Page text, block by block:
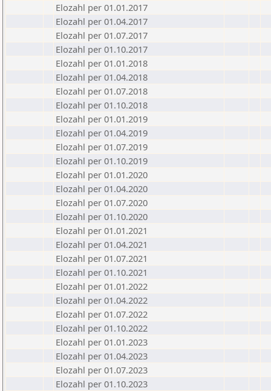
Elozahl per 01.01.2017
Elozahl per 01.04.2017
Elozahl per 01.07.2017
Elozahl per 01.10.2017
Elozahl per 01.01.2018
Elozahl per 01.04.2018
Elozahl per 01.07.2018
Elozahl per 01.10.2018
Elozahl per 01.01.2019
Elozahl per 01.04.2019
Elozahl per 01.07.2019
Elozahl per 01.10.2019
Elozahl per 01.01.2020
Elozahl per 01.04.2020
Elozahl per 01.07.2020
Elozahl per 01.10.2020
Elozahl per 01.01.2021
Elozahl per 01.04.2021
Elozahl per 01.07.2021
Elozahl per 01.10.2021
Elozahl per 01.01.2022
Elozahl per 01.04.2022
Elozahl per 01.07.2022
Elozahl per 01.10.2022
Elozahl per 01.01.2023
Elozahl per 01.04.2023
Elozahl per 01.07.2023
Elozahl per 01.10.2023